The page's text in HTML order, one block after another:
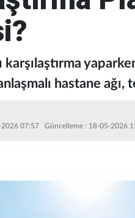
karşılaştırma
hastane
2026 07:57 Güncelleme : 18-05-2026